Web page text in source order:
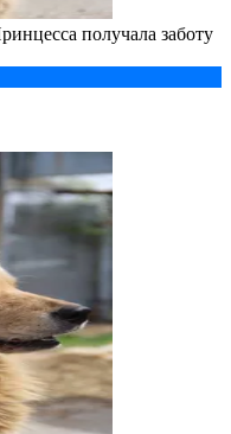
получала заботу